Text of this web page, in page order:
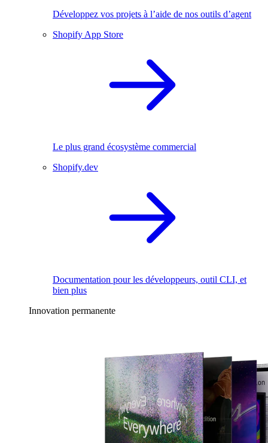
Développez vos projets à l’aide de nos outils d’agent
Shopify App Store
Le plus grand écosystème commercial
Shopify.dev
Documentation pour les développeurs, outil CLI, et
bien plus
Innovation permanente